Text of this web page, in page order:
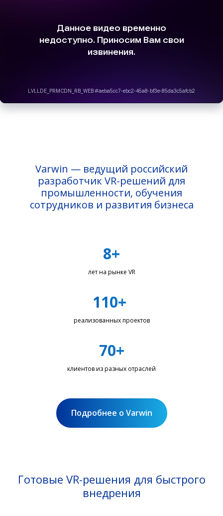
Varwin — ведущий российский
разработчик VR-решений для
промышленности, обучения
сотрудников и развития бизнеса
8+
лет на рынке VR
110+
реализованных проектов
70+
клиентов из разных отраслей
Подробнее о Varwin
Готовые VR-решения для быстрого
внедрения